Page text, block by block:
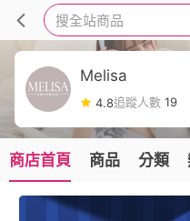
搜全站商品
Melisa
4.8追蹤人數 19
商店首頁 商品 分類